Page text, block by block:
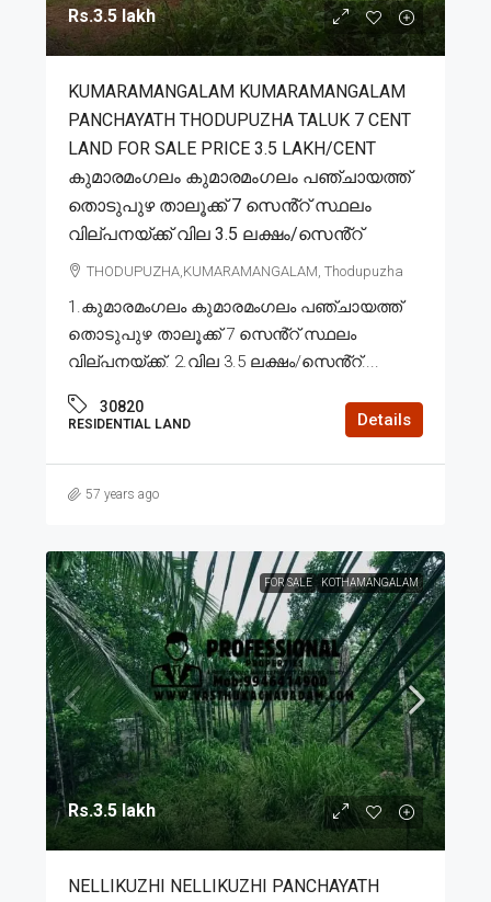
Rs.3.5 lakh
KUMARAMANGALAM KUMARAMANGALAM
PANCHAYATH THODUPUZHA TALUK 7 CENT
LAND FOR SALE PRICE 3.5 LAKH/CENT
കുമാരമംഗലം കുമാരമംഗലം പഞ്ചായത്ത്
തൊടുപുഴ താലൂക്ക് 7 സെൻ്റ് സ്ഥലം
വില്പനയ്ക്ക് വില 3.5 ലക്ഷം/സെൻ്റ്
THODUPUZHA,KUMARAMANGALAM, Thodupuzha
1.കുമാരമംഗലം കുമാരമംഗലം പഞ്ചായത്ത്
തൊടുപുഴ താലൂക്ക് 7 സെൻ്റ് സ്ഥലം
വില്പനയ്ക്ക്. 2.വില 3.5 ലക്ഷം/സെൻ്റ്....
30820
RESIDENTIAL LAND Details
57 years ago
FOR SALE KOTHAMANGALAM
Rs.3.5 lakh
NELLIKUZHI NELLIKUZHI PANCHAYATH